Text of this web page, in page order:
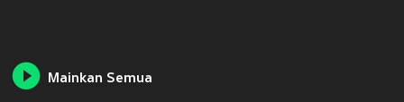
Mainkan Semua